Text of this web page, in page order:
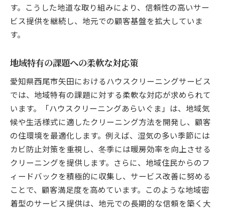
す。こうした地道な取り組みにより、信頼性の高いサー
ビス提供を継続し、地元での顧客基盤を拡大していま
す。
地域特有の課題への柔軟な対応策
愛知県西尾市矢田におけるハウスクリーニングサービス
では、地域特有の課題に対する柔軟な対応が求められて
います。「ハウスクリーニングあらいぐま」は、地域気
候や生活様式に適したクリーニング方法を開発し、顧客
の住環境を最適化します。例えば、湿気の多い季節には
カビ防止対策を重視し、冬季には暖房効率を向上させる
クリーニングを提供します。さらに、地域住民からのフ
ィードバックを積極的に収集し、サービス改善に努める
ことで、顧客満足度を高めています。このような地域密
着型のサービス提供は、地元での長期的な信頼を築く大